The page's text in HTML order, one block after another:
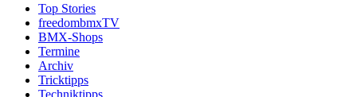
Top Stories
freedombmxTV
BMX-Shops
Termine
Archiv
Tricktipps
Techniktipps